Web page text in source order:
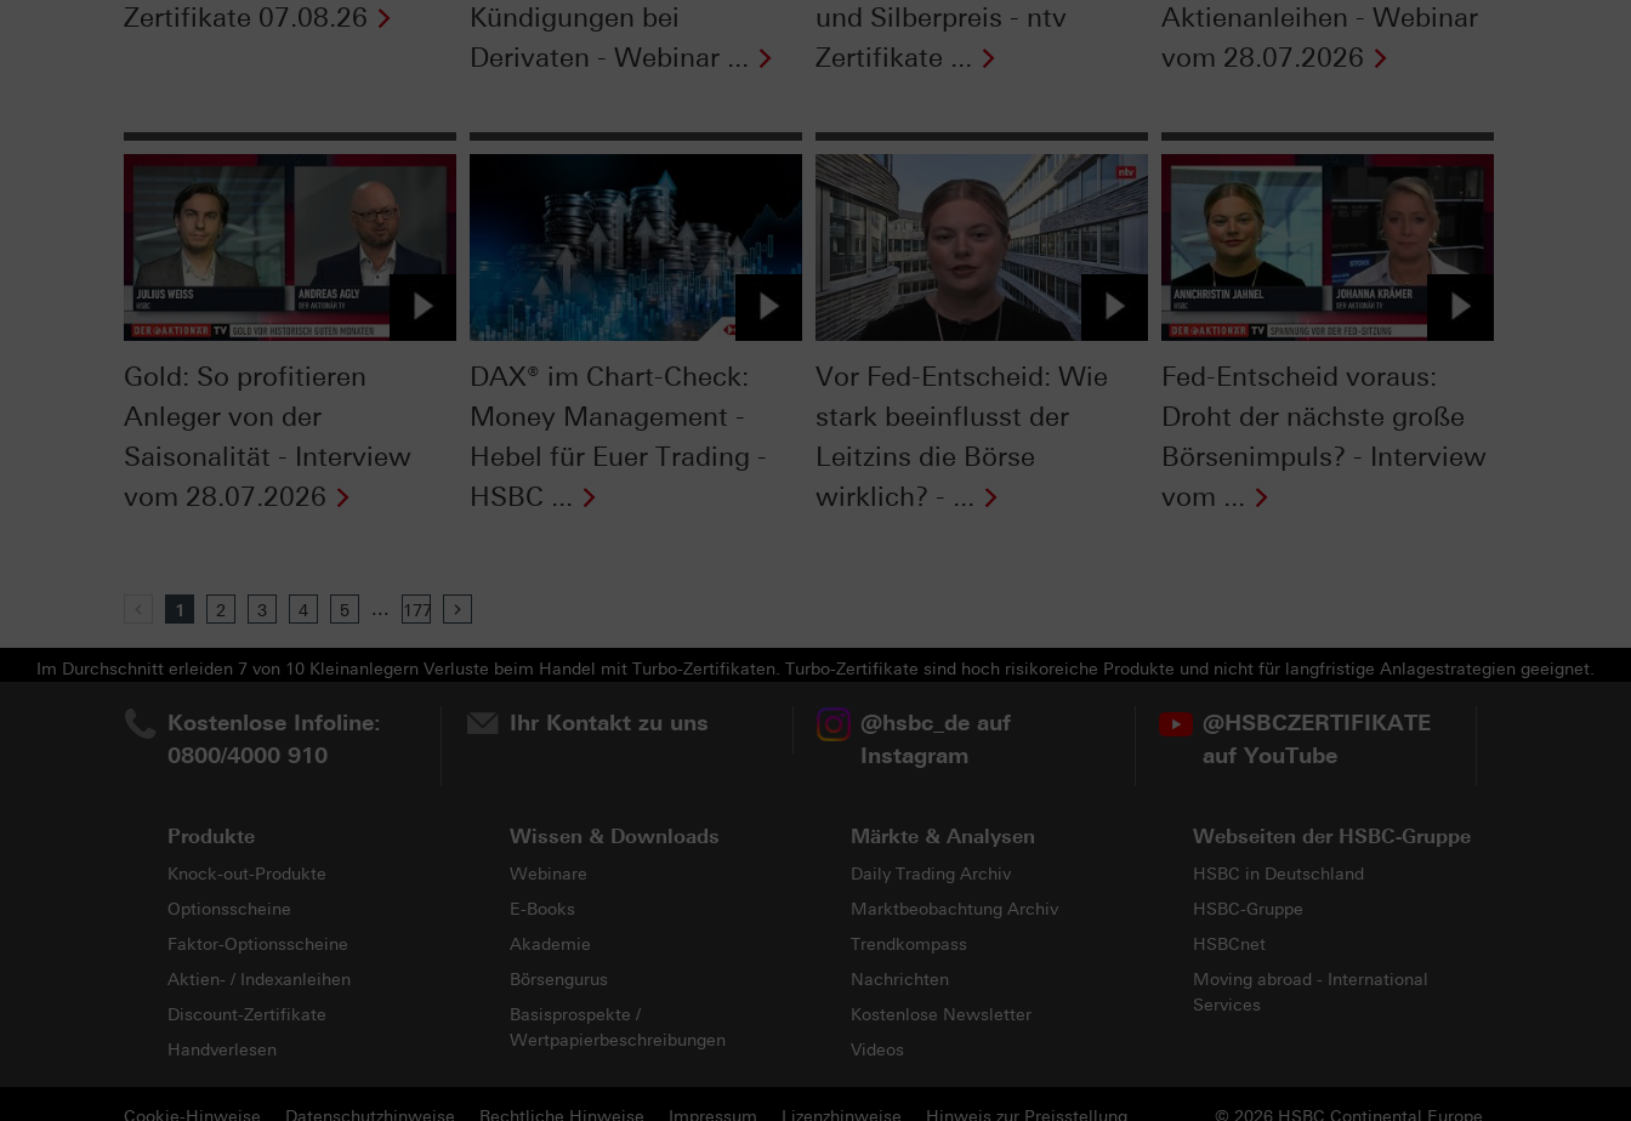
Zertifikate 07.08.26
Kündigungen bei
Derivaten - Webinar ...
und Silberpreis - ntv
Zertifikate ...
Aktienanleihen - Webinar
vom 28.07.2026
Gold: So profitieren
Anleger von der
Saisonalität - Interview
vom 28.07.2026
DAX® im Chart-Check:
Money Management -
Hebel für Euer Trading -
HSBC ...
Vor Fed-Entscheid: Wie
stark beeinflusst der
Leitzins die Börse
wirklich? - ...
Fed-Entscheid voraus:
Droht der nächste große
Börsenimpuls? - Interview
vom ...
Previous
1 2 3 4 5 ... 177
Im Durchschnitt erleiden 7 von 10 Kleinanlegern Verluste beim Handel mit Turbo-Zertifikaten. Turbo-Zertifikate sind hoch risikoreiche Produkte und nicht für langfristige Anlagestrategien geeignet.
Kostenlose Infoline:
0800/4000 910
Ihr Kontakt zu uns
@hsbc_de auf
Instagram
@HSBCZERTIFIKATE
auf YouTube
Produkte
Knock-out-Produkte
Optionsscheine
Faktor-Optionsscheine
Aktien- / Indexanleihen
Discount-Zertifikate
Handverlesen
Wissen & Downloads
Webinare
E-Books
Akademie
Börsengurus
Basisprospekte /
Wertpapierbeschreibungen
Märkte & Analysen
Daily Trading Archiv
Marktbeobachtung Archiv
Trendkompass
Nachrichten
Kostenlose Newsletter
Videos
Webseiten der HSBC-Gruppe
HSBC in Deutschland
HSBC-Gruppe
HSBCnet
Moving abroad - International
Services
Cookie-Hinweise Datenschutzhinweise Rechtliche Hinweise Impressum Lizenzhinweise © 2026 HSBC Continental Europe
Hinweis zur Preisstellung